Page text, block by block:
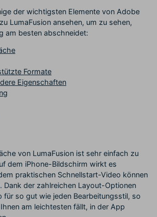
der wichtigsten Elemente von Adobe
LumaFusion ansehen, um zu sehen,
am besten abschneidet:
Formate
Eigenschaften
von LumaFusion ist sehr einfach zu
dem iPhone-Bildschirm wirkt es
praktischen Schnellstart-Video können
Dank der zahlreichen Layout-Optionen
für so gut wie jeden Bearbeitungsstil, so
am leichtesten fällt, in der App